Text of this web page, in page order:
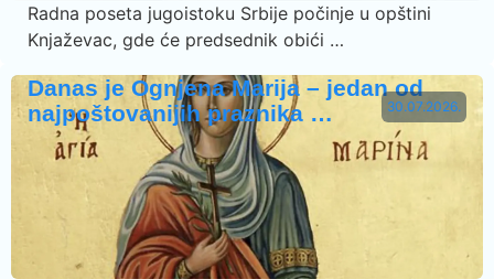
Radna poseta jugoistoku Srbije počinje u opštini
Knjaževac, gde će predsednik obići …
30.07.2026.
Danas je Ognjena Marija – jedan od
najpoštovanijih praznika …